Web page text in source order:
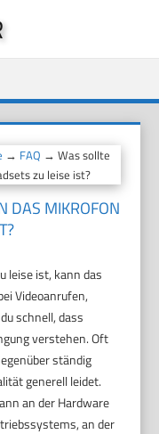
→ FAQ → Was sollte
zu leise ist?
DAS MIKROFON
leise ist, kann das
Videoanrufen,
schnell, dass
verstehen. Oft
ständig
generell leidet.
an der Hardware
an der